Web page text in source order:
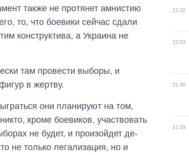
также не протянет амнистию
то, что боевики сейчас сдали
конструктива, а Украина не
там провести выборы, и
в жертву.
они планируют на том,
кроме боевиков, участвовать
не будет, и произойдет де-
не только легализация, но и
22:32
22:03
21:49
21:29